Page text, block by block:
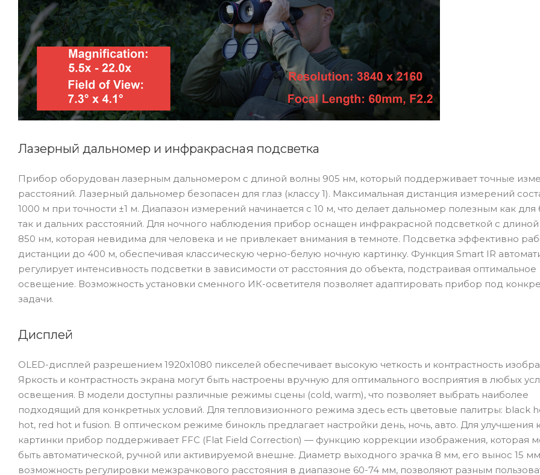
Лазерный дальномер и инфракрасная подсветка
Прибор оборудован лазерным дальномером с длиной волны 905 нм, который поддерживает точные
расстояний. Лазерный дальномер безопасен для глаз (классу 1). Максимальная дистанция измерений
1000 м при точности ±1 м. Диапазон измерений начинается с 10 м, что делает дальномер полезным как для
так и дальних расстояний. Для ночного наблюдения прибор оснащен инфракрасной подсветкой с
850 нм, которая невидима для человека и не привлекает внимания в темноте. Подсветка эффективно
дистанции до 400 м, обеспечивая классическую черно-белую ночную картинку. Функция Smart IR
регулирует интенсивность подсветки в зависимости от расстояния до объекта, подстраивая оптимальное
освещение. Возможность установки сменного ИК-осветителя позволяет адаптировать прибор под
задачи.
Дисплей
OLED-дисплей разрешением 1920x1080 пикселей обеспечивает высокую четкость и контрастность
Яркость и контрастность экрана могут быть настроены вручную для оптимального восприятия в любых
освещения. В модели доступны различные режимы сцены (cold, warm), что позволяет выбрать наиболее
подходящий для конкретных условий. Для тепловизионного режима здесь есть цветовые палитры: black
hot, red hot и fusion. В оптическом режиме бинокль предлагает настройки день, ночь, авто. Для улучшения
картинки прибор поддерживает FFC (Flat Field Correction) — функцию коррекции изображения, которая
быть автоматической, ручной или активируемой внешне. Диаметр выходного зрачка 8 мм, его вынос 15
возможность регулировки межзрачкового расстояния в диапазоне 60-74 мм, позволяют разным